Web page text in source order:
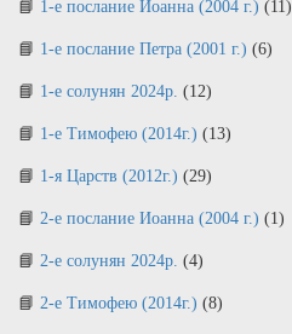
1-е послание Иоанна (2004 г.) (11)
1-е послание Петра (2001 г.) (6)
1-е солунян 2024р. (12)
1-е Тимофею (2014г.) (13)
1-я Царств (2012г.) (29)
2-е послание Иоанна (2004 г.) (1)
2-е солунян 2024р. (4)
2-е Тимофею (2014г.) (8)